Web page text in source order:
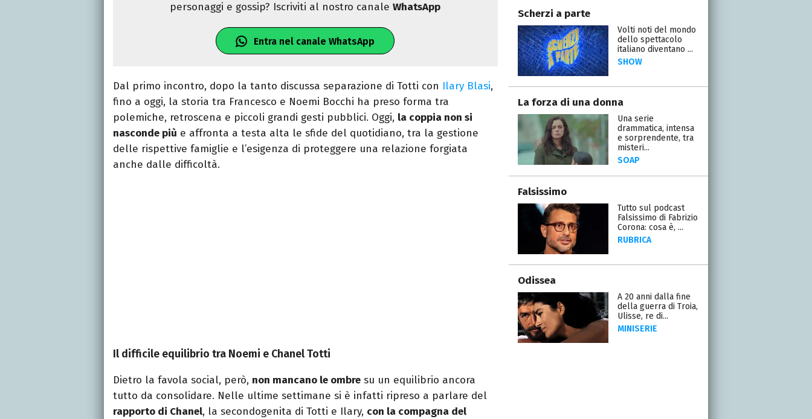
personaggi e gossip? Iscriviti al nostro canaleWhatsApp
Entra nel canale WhatsApp
Dal primo incontro, dopo la tanto discussa separazione di Totti con Ilary Blasi,
fino a oggi, la storia tra Francesco e Noemi Bocchi ha preso forma tra
polemiche, retroscena e piccoli grandi gesti pubblici. Oggi, la coppia non si
nasconde più e affronta a testa alta le sfide del quotidiano, tra la gestione
delle rispettive famiglie e l’esigenza di proteggere una relazione forgiata
anche dalle difficoltà.
Il difficile equilibrio tra Noemi e Chanel Totti
Dietro la favola social, però, non mancano le ombre su un equilibrio ancora
tutto da consolidare. Nelle ultime settimane si è infatti ripreso a parlare del
rapporto di Chanel, la secondogenita di Totti e Ilary, con la compagna del
Scherzi a parte
Volti noti del mondo
dello spettacolo
italiano diventano ...
SHOW
La forza di una donna
Una serie
drammatica, intensa
e sorprendente, tra
misteri...
SOAP
Falsissimo
Tutto sul podcast
Falsissimo di Fabrizio
Corona: cosa è, ...
RUBRICA
Odissea
A 20 anni dalla fine
della guerra di Troia,
Ulisse, re di...
MINISERIE